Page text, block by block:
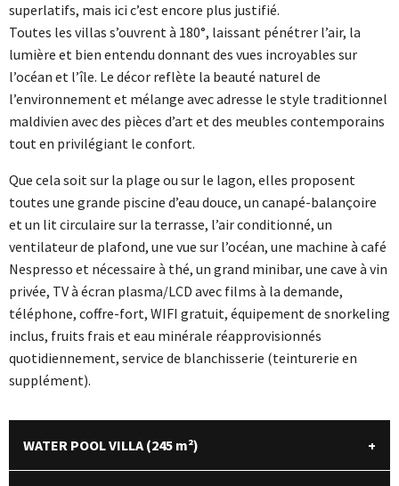
superlatifs, mais ici c’est encore plus justifié.
Toutes les villas s’ouvrent à 180°, laissant pénétrer l’air, la
lumière et bien entendu donnant des vues incroyables sur
l’océan et l’île. Le décor reflète la beauté naturel de
l’environnement et mélange avec adresse le style traditionnel
maldivien avec des pièces d’art et des meubles contemporains
tout en privilégiant le confort.
Que cela soit sur la plage ou sur le lagon, elles proposent
toutes une grande piscine d’eau douce, un canapé-balançoire
et un lit circulaire sur la terrasse, l’air conditionné, un
ventilateur de plafond, une vue sur l’océan, une machine à café
Nespresso et nécessaire à thé, un grand minibar, une cave à vin
privée, TV à écran plasma/LCD avec films à la demande,
téléphone, coffre-fort, WIFI gratuit, équipement de snorkeling
inclus, fruits frais et eau minérale réapprovisionnés
quotidiennement, service de blanchisserie (teinturerie en
supplément).
WATER POOL VILLA (245 m²)